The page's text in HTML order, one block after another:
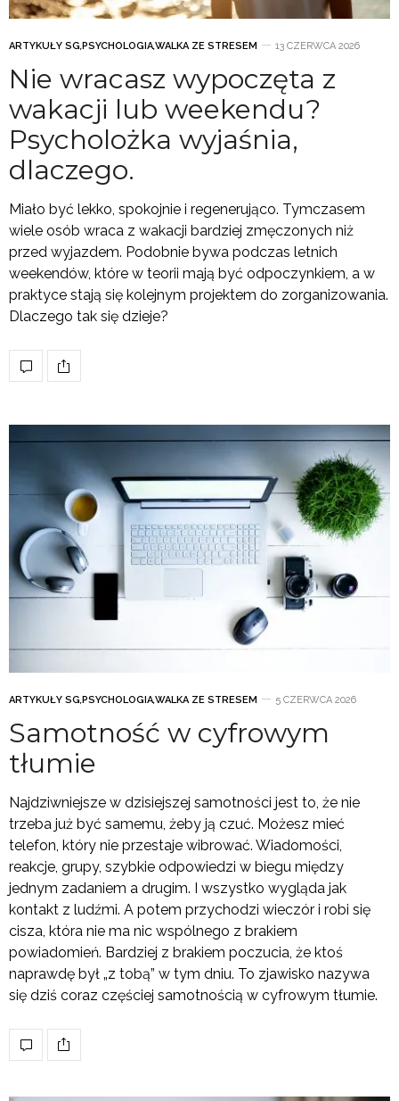
ARTYKUŁY SG,PSYCHOLOGIA,WALKA ZE STRESEM 13 CZERWCA 2026
Nie wracasz wypoczęta z
wakacji lub weekendu?
Psycholożka wyjaśnia,
dlaczego.
Miało być lekko, spokojnie i regenerująco. Tymczasem
wiele osób wraca z wakacji bardziej zmęczonych niż
przed wyjazdem. Podobnie bywa podczas letnich
weekendów, które w teorii mają być odpoczynkiem, a w
praktyce stają się kolejnym projektem do zorganizowania.
Dlaczego tak się dzieje?
ARTYKUŁY SG PSYCHOLOGIAWALKA ZE STRESEM 5 CZERWCA 2026
Samotność w cyfrowym
tłumie
Najdziwniejsze w dzisiejszej samotności jest to, że nie
trzeba już być samemu, żeby ją czuć. Możesz mieć
telefon, który nie przestaje wibrować. Wiadomości,
reakcje, grupy, szybkie odpowiedzi w biegu między
jednym zadaniem a drugim. I wszystko wygląda jak
kontakt z ludźmi. A potem przychodzi wieczór i robi się
cisza, która nie ma nic wspólnego z brakiem
powiadomień. Bardziej z brakiem poczucia, że ktoś
naprawdę był „z tobą” w tym dniu. To zjawisko nazywa
się dziś coraz częściej samotnością w cyfrowym tłumie.